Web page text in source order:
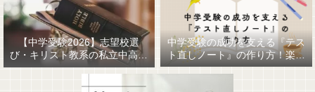
【中学受験2026】志望校選
び・キリスト教系の私立中高一
貫女子校を調べてみました
中学受験の成功を支える『テス
ト直しノート』の作り方！楽に
作るための最強おすすめ文房具